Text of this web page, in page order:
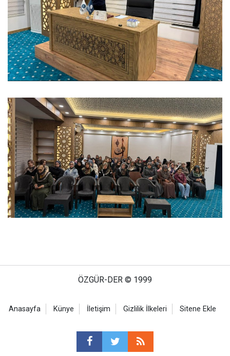
ÖZGÜR-DER © 1999
Anasayfa Künye İletişim Gizlilik İlkeleri Sitene Ekle